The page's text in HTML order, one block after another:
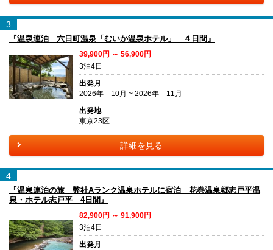
3
『温泉連泊 六日町温泉「むいか温泉ホテル」 ４日間』
39,900円 ～ 56,900円
3泊4日
出発月
2026年 10月 ~ 2026年 11月
出発地
東京23区
詳細を見る
4
『温泉連泊の旅 弊社Aランク温泉ホテルに宿泊 花巻温泉郷志戸平温
泉・ホテル志戸平 4日間』
82,900円 ～ 91,900円
3泊4日
出発月